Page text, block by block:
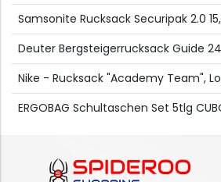
Samsonite Rucksack Securipak 2.0
Deuter Bergsteigerrucksack Guide
Nike - Rucksack "Academy Team",
ERGOBAG Schultaschen Set 5tlg